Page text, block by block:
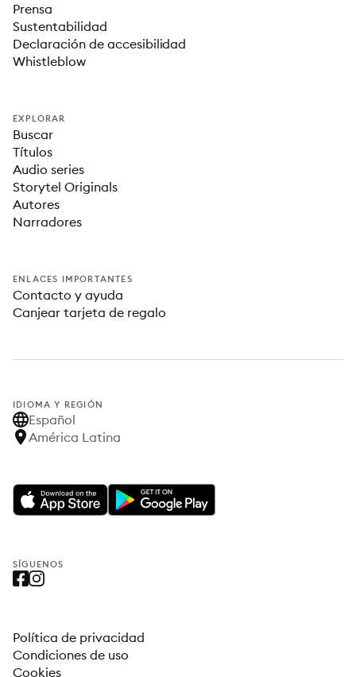
Prensa
Sustentabilidad
Declaración de accesibilidad
Whistleblow
EXPLORAR
Buscar
Títulos
Audio series
Storytel Originals
Autores
Narradores
ENLACES IMPORTANTES
Contacto y ayuda
Canjear tarjeta de regalo
IDIOMA Y REGIÓN
Español
América Latina
SÍGUENOS
Política de privacidad
Condiciones de uso
Cookies